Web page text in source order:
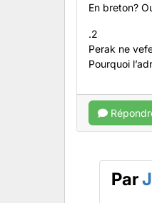
En breton?
.2
Perak ne
Pourquoi
Par